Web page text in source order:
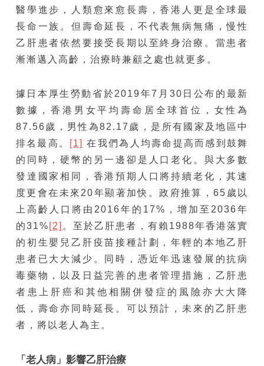
醫學進步，人類愈來愈長壽，香港人更是全球最
長命一族。但壽命延長，不代表無病無痛，慢性
乙肝患者依然要接受長期以至終身治療。當患者
漸漸邁入高齡，治療時兼顧之處也就更多。
據日本厚生勞動省於2019年7月30日公布的最新
數據，香港男女平均壽命居全球首位，女性為
87.56歲，男性為82.17歲，是所有國家及地區中
排名最高。
[1] 在我們為人均壽命提高而感到鼓舞
的同時，硬幣的另一邊卻是人口老化。與大多數
發達國家相同，香港預期人口將持續老化，其速
度更會在未來20年顯著加快。政府推算，65歲以
上高齡人口將由2016年的17%，增加至2036年
的31% [2] 。至於乙肝患者，有賴1988年香港落實
的初生嬰兒乙肝疫苗接種計劃，年輕的本地乙肝
患者已大大減少。同時，憑近年迅速發展的抗病
毒藥物，以及日益完善的患者管理措施，乙肝患
者患上肝癌和其他相關併發症的風險亦大大降
低，壽命亦同時延長。可以預計，未來的乙肝患
者，將以老人為主。
「老人病」影響乙肝治療